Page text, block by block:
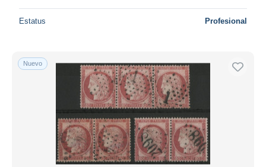
Estatus Profesional
Nuevo